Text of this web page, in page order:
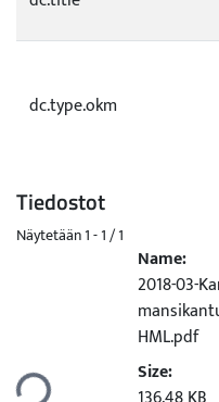
dc.type.okm
Tiedostot
Näytetään1 - 1 / 1
Name:
2018-03-
HML.pdf
Size: